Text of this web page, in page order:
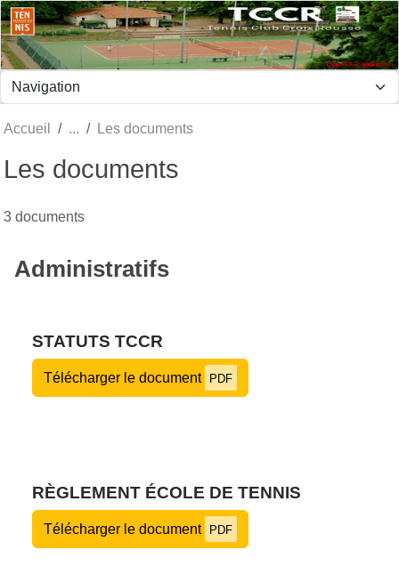
Accueil Les documents
Les documents
3 documents
Administratifs
STATUTS TCCR
Télécharger le document PDF
RÈGLEMENT ÉCOLE DE TENNIS
Télécharger le document PDF
Panneau de gestion des cookies